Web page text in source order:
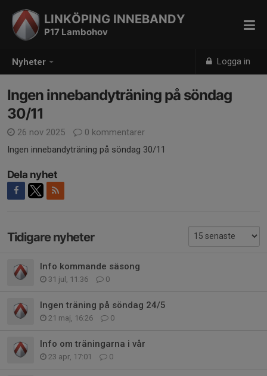
Nyheter Logga in
LINKÖPING INNEBANDY
P17 Lambohov
Ingen innebandyträning på söndag
30/11
26 nov 2025
0 kommentarer
Ingen innebandyträning på söndag 30/11
Dela nyhet
Tidigare nyheter
Info kommande säsong
31 jul, 11:36 0
Ingen träning på söndag 24/5
21 maj, 16:26 0
Info om träningarna i vår
23 apr, 17:01 0